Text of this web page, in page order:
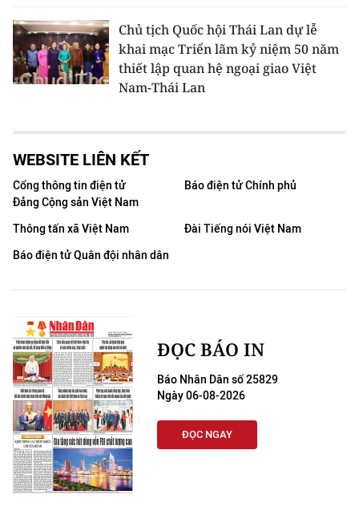
Chủ tịch Quốc hội Thái Lan dự lễ
khai mạc Triển lãm kỷ niệm 50 năm
thiết lập quan hệ ngoại giao Việt
Nam-Thái Lan
WEBSITE LIÊN KẾT
Cổng thông tin điện tử
Đảng Cộng sản Việt Nam
Báo điện tử Chính phủ
Thông tấn xã Việt Nam
Đài Tiếng nói Việt Nam
Báo điện tử Quân đội nhân dân
ĐỌC BÁO IN
Báo Nhân Dân số 25829
Ngày 06-08-2026
ĐỌC NGAY